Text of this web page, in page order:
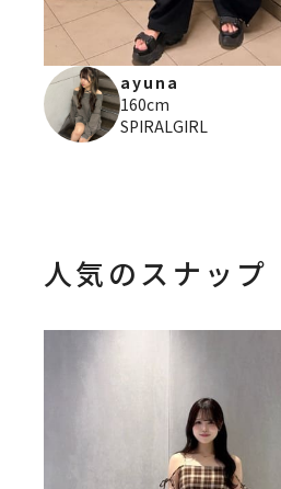
ayuna
160cm
SPIRALGIRL
人気のスナップ